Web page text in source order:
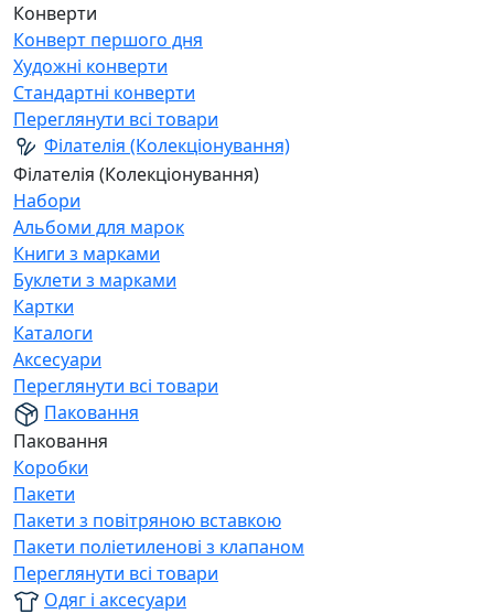
Конверти
Конверт першого дня
Художні конверти
Стандартні конверти
Переглянути всі товари
Філателія (Колекціонування)
Філателія (Колекціонування)
Набори
Альбоми для марок
Книги з марками
Буклети з марками
Картки
Каталоги
Аксесуари
Переглянути всі товари
Паковання
Паковання
Коробки
Пакети
Пакети з повітряною вставкою
Пакети поліетиленові з клапаном
Переглянути всі товари
Одяг і аксесуари